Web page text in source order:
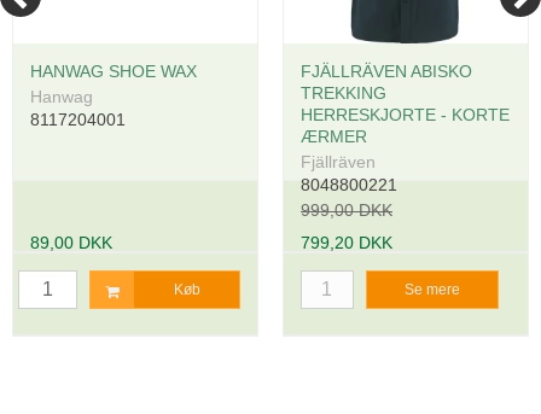
HANWAG SHOE WAX
Hanwag
8117204001
89,00 DKK
Køb
FJÄLLRÄVEN ABISKO
TREKKING
HERRESKJORTE - KORTE
ÆRMER
Fjällräven
8048800221
999,00 DKK
799,20 DKK
Se mere